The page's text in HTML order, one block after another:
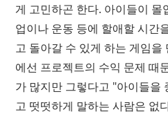
게 고민하곤 한다. 아이들이
업이나 운동 등에 할애할 시간
고 돌아갈 수 있게 하는 게임을
에선 프로젝트의 수익 문제 때
가 많지만 그렇다고 "아이들을
고 떳떳하게 말하는 사람은 없